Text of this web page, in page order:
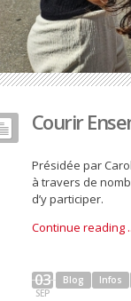
Courir
Présidée par
à travers de
d’y participer.
Continue reading ..
03
SEP
Blog Infos